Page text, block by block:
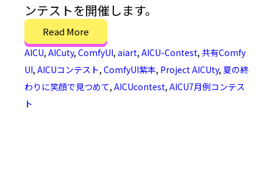
ンテストを開催します。
Read More
AICU, AICuty, ComfyUI, aiart, AICU-Contest, 共有Comfy
UI, AICUコンテスト, ComfyUI紫本, Project AICUty, 夏の終
わりに笑顔で見つめて, AICUcontest, AICU7月例コンテス
ト